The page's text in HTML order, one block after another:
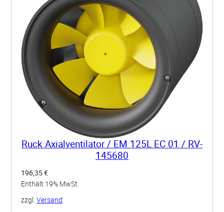
Ruck Axialventilator / EM 125L EC 01 / RV-
145680
196,35€
Enthält 19% MwSt.
zzgl. Versand